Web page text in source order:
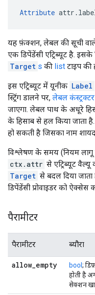
Attribute
यह फ़ंक्शन, लेबल की सूची वाले
एक डिपेंडेंसी एट्रिब्यूट है. इसके
Target s की list टाइप की
इस एट्रिब्यूट में यूनीक Label
स्ट्रिंग डालने पर, लेबल कंस्ट्रक्टर
जाएगा. लेबल पाथ के अधूरे
के हिसाब से हल किया जाता है.
हो सकती है जिसका नाम
विश्लेषण के समय (नियम
ctx.attr से एट्रिब्यूट
Target से बदल दिया
डिपेंडेंसी प्रोवाइडर को
पैरामीटर
पैरामीटर ब्यौरा
allow_empty bool ;
होती है
सेक्शन